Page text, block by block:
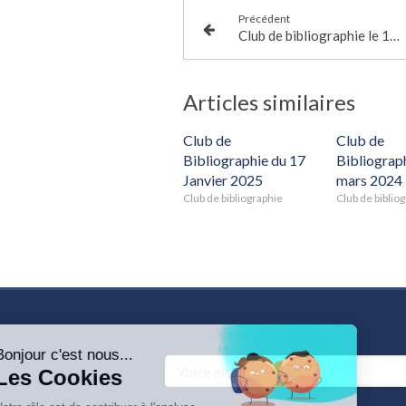
Précédent
Club de bibliographie le 17 Juin 2022
Articles similaires
Club de
Bibliographie du 17
Janvier 2025
Club de bibliographie
Club de
mars 2024
Club de
Votre email